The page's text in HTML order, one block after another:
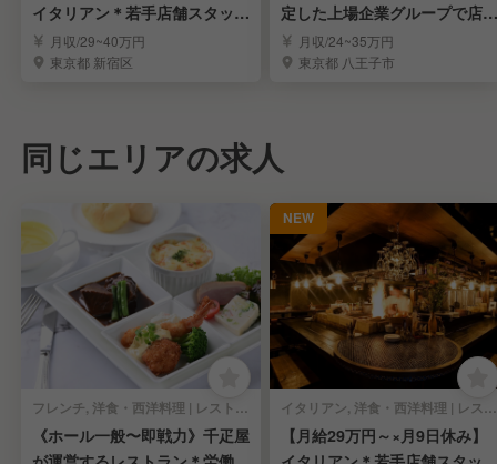
イタリアン＊若手店舗スタッフ
募集月収/29~40万円
東京都 新宿区
定した上場企業グループで店長
を目指しませんか？
月収/24~35万円
東京都 八王子市
同じエリアの求人
フレンチ, 洋食・西洋料理 | レストランサービス・ホールスタッフ
《ホール一般〜即戦力》千疋屋
NEW
イタリアン, 洋食・西洋料理 | レストランサービス・ホールスタッフ
【月給29万円～×月9日休み】